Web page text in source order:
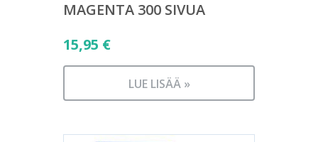
MAGENTA 300 SIVUA
15,95 €
LUE LISÄÄ »